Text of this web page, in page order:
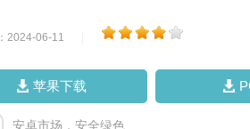
2024-06-11
苹果下载
安卓市场，安全绿色